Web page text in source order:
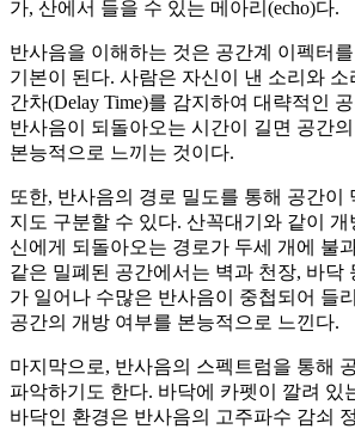
가, 산에서 들을 수 있는 메아리(echo)다.
반사음을 이해하는 것은 공간계 이펙터
기본이 된다. 사람은 자신이 낸 소리와 소
간차(Delay Time)를 감지하여 대략적인
반사음이 되돌아오는 시간이 길면 공간
본능적으로 느끼는 것이다.
또한, 반사음의 경로 밀도를 통해 공간이
지도 구분할 수 있다. 산꼭대기와 같이
신에게 되돌아오는 경로가 두세 개에 불
같은 밀폐된 공간에서는 벽과 천장, 바닥
가 일어나 수많은 반사음이 중첩되어 들
공간의 개방 여부를 본능적으로 느낀다.
마지막으로, 반사음의 스펙트럼을 통해
파악하기도 한다. 바닥에 카펫이 깔려 있
바닥인 환경은 반사음의 고주파수 감쇠